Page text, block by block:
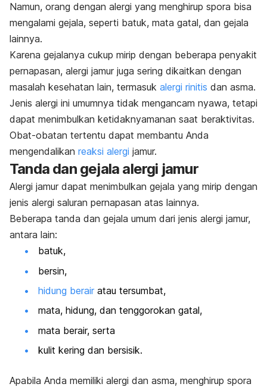
Namun, orang dengan alergi yang menghirup spora bisa
mengalami gejala, seperti batuk, mata gatal, dan gejala
lainnya.
Karena gejalanya cukup mirip dengan beberapa penyakit
pernapasan, alergi jamur juga sering dikaitkan dengan
masalah kesehatan lain, termasuk alergi rinitis dan asma.
Jenis alergi ini umumnya tidak mengancam nyawa, tetapi
dapat menimbulkan ketidaknyamanan saat beraktivitas.
Obat-obatan tertentu dapat membantu Anda
mengendalikan reaksi alergi jamur.
Tanda dan gejala alergi jamur
Alergi jamur dapat menimbulkan gejala yang mirip dengan
jenis alergi saluran pernapasan atas lainnya.
Beberapa tanda dan gejala umum dari jenis alergi jamur,
antara lain:
batuk,
bersin,
hidung berair atau tersumbat,
mata, hidung, dan tenggorokan gatal,
mata berair, serta
kulit kering dan bersisik.
Apabila Anda memiliki alergi dan asma, menghirup spora